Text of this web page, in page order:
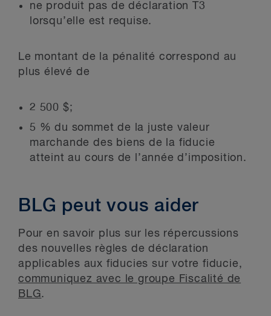
ne produit pas de déclaration T3
lorsqu’elle est requise.
Le montant de la pénalité correspond au
plus élevé de
2 500 $;
5 % du sommet de la juste valeur
marchande des biens de la fiducie
atteint au cours de l’année d’imposition.
BLG peut vous aider
Pour en savoir plus sur les répercussions
des nouvelles règles de déclaration
applicables aux fiducies sur votre fiducie,
communiquez avec le groupe Fiscalité de
BLG.